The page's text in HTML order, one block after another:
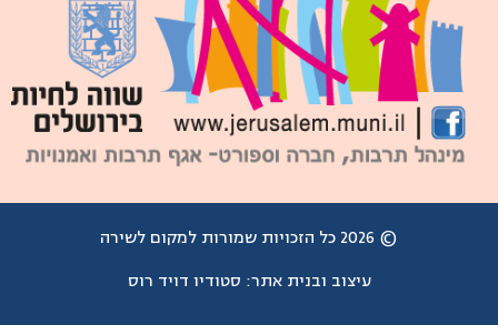
© 2026 כל הזכויות שמורות למקום לשירה
עיצוב ובנית אתר: סטודיו דויד רוס